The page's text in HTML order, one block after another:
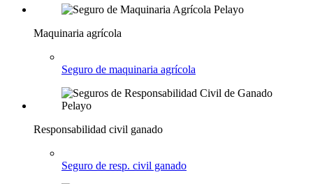
Maquinaria agrícola
Seguro de maquinaria agrícola
Responsabilidad civil ganado
Seguro de resp. civil ganado